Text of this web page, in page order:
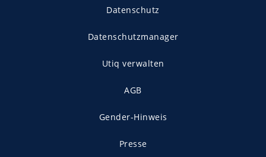
Datenschutz
Datenschutzmanager
Utiq verwalten
AGB
Gender-Hinweis
Presse